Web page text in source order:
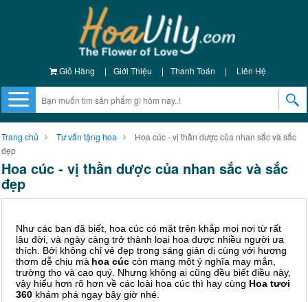
Giỏ Hàng | Giới Thiệu | Thanh Toán | Liên Hệ
Trang chủ Tư vấn tặng hoa
Hoa cúc - vị thần dược của nhan sắc và sắc
đẹp
Hoa cúc - vị thần dược của nhan sắc và sắc
đẹp
Như các bạn đã biết, hoa cúc có mặt trên khắp mọi nơi từ rất
lâu đời, và ngày càng trở thành loại hoa được nhiều người ưa
thích. Bởi không chỉ vẻ đẹp trong sáng giản dị cùng với hương
thơm dễ chịu mà hoa cúc còn mang một ý nghĩa may mắn,
trường thọ và cao quý. Nhưng không ai cũng đều biết điều này,
vậy hiểu hơn rõ hơn về các loài hoa cúc thì hay cùng Hoa tươi
360 khám phá ngay bây giờ nhé.